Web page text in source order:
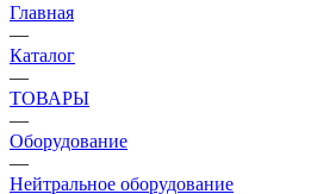
Главная
—
Каталог
—
ТОВАРЫ
—
Оборудование
—
Нейтральное оборудование